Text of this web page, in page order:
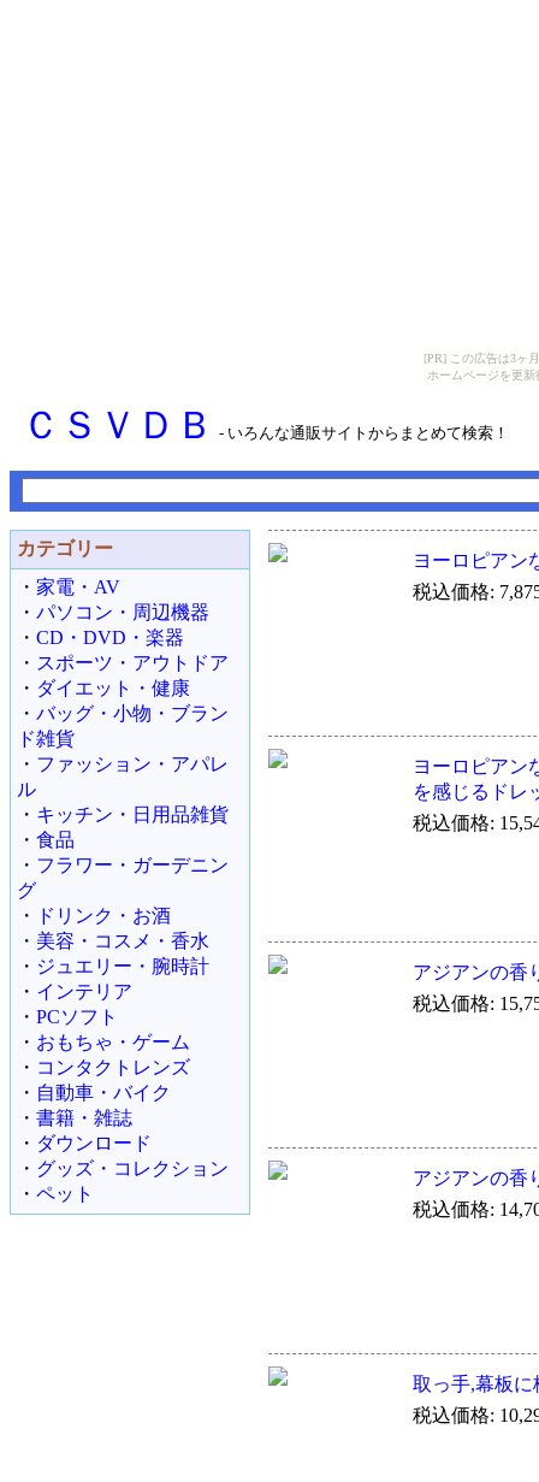
[PR] この広告は3ヶ
ホームページを更
ＣＳＶＤＢ - いろんな通販サイトからまとめて検索！
カテゴリー
・ 家電・AV
・ パソコン・周辺機器
・ CD・DVD・楽器
・ スポーツ・アウトドア
・ ダイエット・健康
・ バッグ・小物・ブラン
ド雑貨
・ ファッション・アパレ
ル
・ キッチン・日用品雑貨
・ 食品
・ フラワー・ガーデニン
グ
・
ドリンク・お酒
・ 美容・コスメ・香水
・ ジュエリー・腕時計
・ インテリア
・ PCソフト
・ おもちゃ・ゲーム
・ コンタクトレンズ
・ 自動車・バイク
・ 書籍・雑誌
・ ダウンロード
・ グッズ・コレクション
・ ペット
ヨーロピアン
税込価格:
ヨーロピアン
を感じるドレ
税込価格:
アジアンの香
税込価格:
アジアンの香
税込価格:
取っ手,幕板
税込価格: